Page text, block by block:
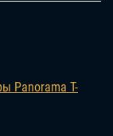
Panorama T-